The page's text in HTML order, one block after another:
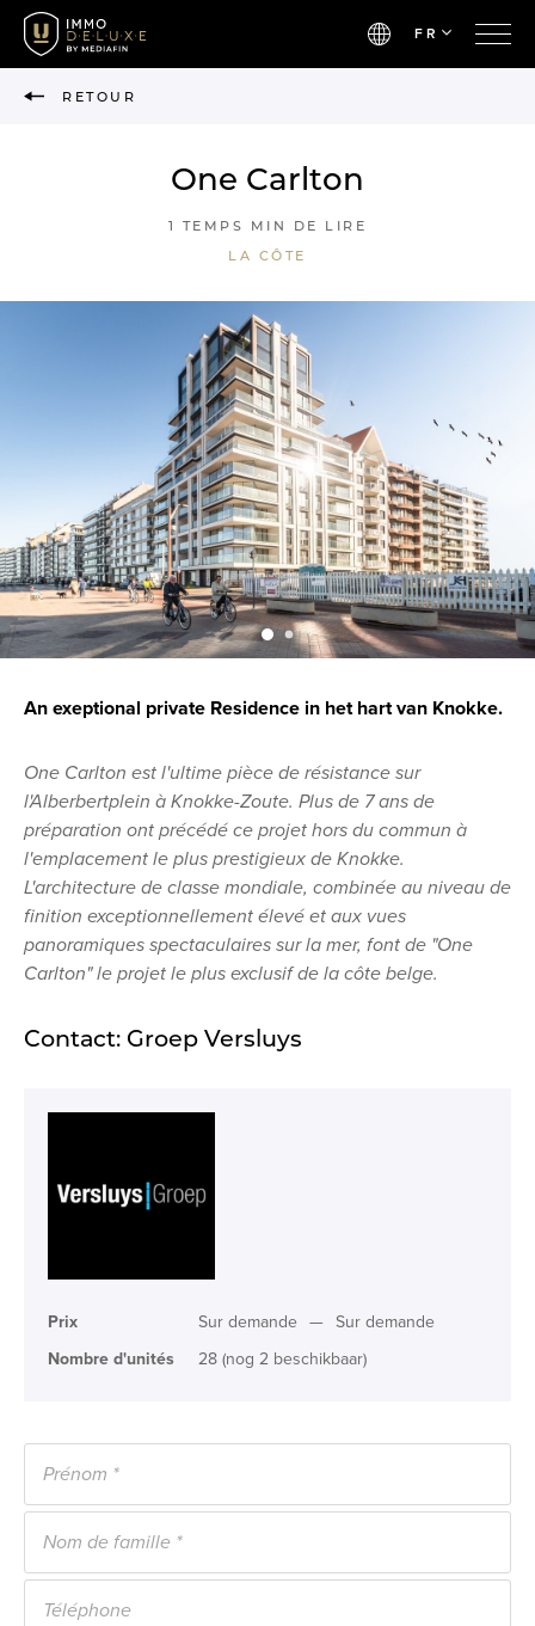
FR
RETOUR
One Carlton
1 TEMPS MIN DE LIRE
LA CÔTE
An exeptional private Residence in het hart van Knokke.
One Carlton est l'ultime pièce de résistance sur
l'Alberbertplein à Knokke-Zoute. Plus de 7 ans de
préparation ont précédé ce projet hors du commun à
l'emplacement le plus prestigieux de Knokke.
L'architecture de classe mondiale, combinée au niveau de
finition exceptionnellement élevé et aux vues
panoramiques spectaculaires sur la mer, font de "One
Carlton" le projet le plus exclusif de la côte belge.
Contact: Groep Versluys
Prix Sur demande — Sur demande
Nombre d'unités
28 (nog 2 beschikbaar)